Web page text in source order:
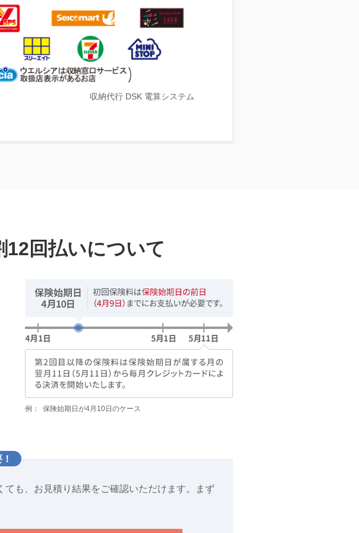
収納代行 DSK 電算システム
回払いについて
例： 保険始期日が4月10日のケース
も、お見積り結果をご確認いただけます。まず